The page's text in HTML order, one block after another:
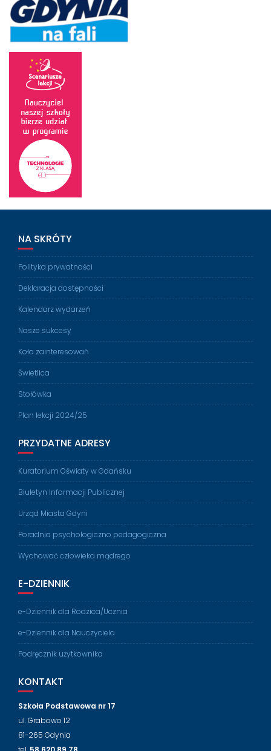
NA SKRÓTY
Polityka prywatności
Deklaracja dostępności
Kalendarz wydarzeń
Nasze sukcesy
Koła zainteresowań
Świetlica
Stołówka
Plan lekcji 2024/25
PRZYDATNE ADRESY
Kuratorium Oświaty w Gdańsku
Biuletyn Informacji Publicznej
Urząd Miasta Gdyni
Poradnia psychologiczno pedagogiczna
Wychować człowieka mądrego
E-DZIENNIK
e-Dziennik dla Rodzica/Ucznia
e-Dziennik dla Nauczyciela
Podręcznik użytkownika
KONTAKT
Szkoła Podstawowa nr 17
ul. Grabowo 12
81-265 Gdynia